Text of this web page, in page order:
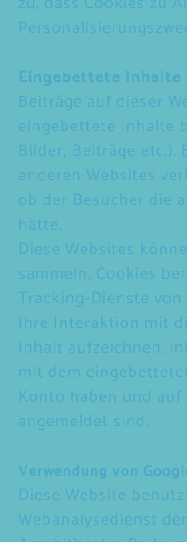
Eingebettete Inhalte
Beiträge auf dieser
eingebettete Inhalte
Bilder, Beiträge
anderen Websites
ob der Besucher die
hätte.
Diese Websites
sammeln, Cookies
Tracking-Dienste
Ihre Interaktion mit
Inhalt aufzeichnen,
mit dem
Konto haben und auf
angemeldet sind.
Verwendung von
Diese Website
Webanalysedienst